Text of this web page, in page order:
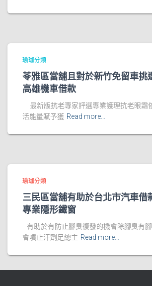
瑜珈分類
苓雅區當舖且對於新竹免留車挑
高雄機車借款
最新版抗老專家評選專業護理抗老眼霜
活能量賦予獲 Read more…
瑜珈分類
三民區當舖有助於台北市汽車借
專業隱形鐵窗
有助於有防止腳臭復發的機會除腳臭有
會噴止汗劑足總主 Read more…